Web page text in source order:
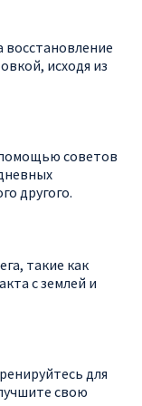
восстановление
исходя из
советов
другого.
такие как
с землей и
для
свою